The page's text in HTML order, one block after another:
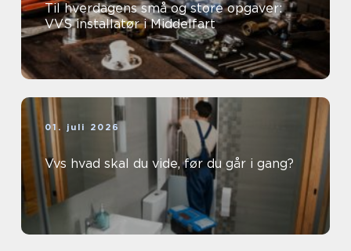
Til hverdagens små og store opgaver:
VVS installatør i Middelfart
01. juli 2026
Vvs hvad skal du vide, før du går i gang?